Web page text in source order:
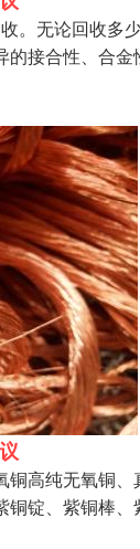
。无论回收
接合性、合
高纯无氧铜
锭、紫铜棒